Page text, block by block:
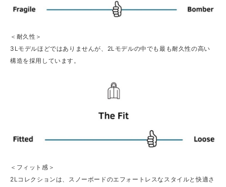
＜耐久性＞
3Lモデルほどではありませんが、2Lモデルの中でも最も耐久性の高い
構造を採用しています。
＜フィット感＞
2Lコレクションは、スノーボードのエフォートレスなスタイルと快適さ